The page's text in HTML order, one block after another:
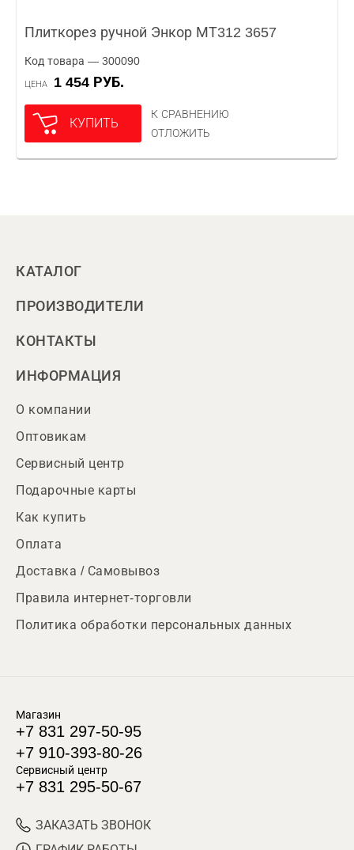
Плиткорез ручной Энкор МТ312 3657
Код товара — 300090
ЦЕНА 1 454 РУБ.
КУПИТЬ
К СРАВНЕНИЮ
ОТЛОЖИТЬ
КАТАЛОГ
ПРОИЗВОДИТЕЛИ
КОНТАКТЫ
ИНФОРМАЦИЯ
О компании
Оптовикам
Сервисный центр
Подарочные карты
Как купить
Оплата
Доставка / Самовывоз
Правила интернет-торговли
Политика обработки персональных данных
Магазин
+7 831 297-50-95
+7 910-393-80-26
Сервисный центр
+7 831 295-50-67
ЗАКАЗАТЬ ЗВОНОК